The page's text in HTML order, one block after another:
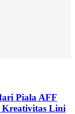
Piala AFF
Kreativitas Lini